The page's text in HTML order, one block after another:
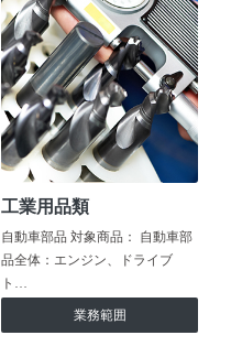
工業用品類
自動車部品 対象商品： 自動車部
品全体：エンジン、ドライブ
ト…
業務範囲